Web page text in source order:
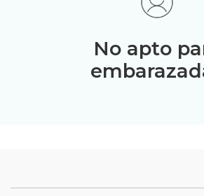
No apto